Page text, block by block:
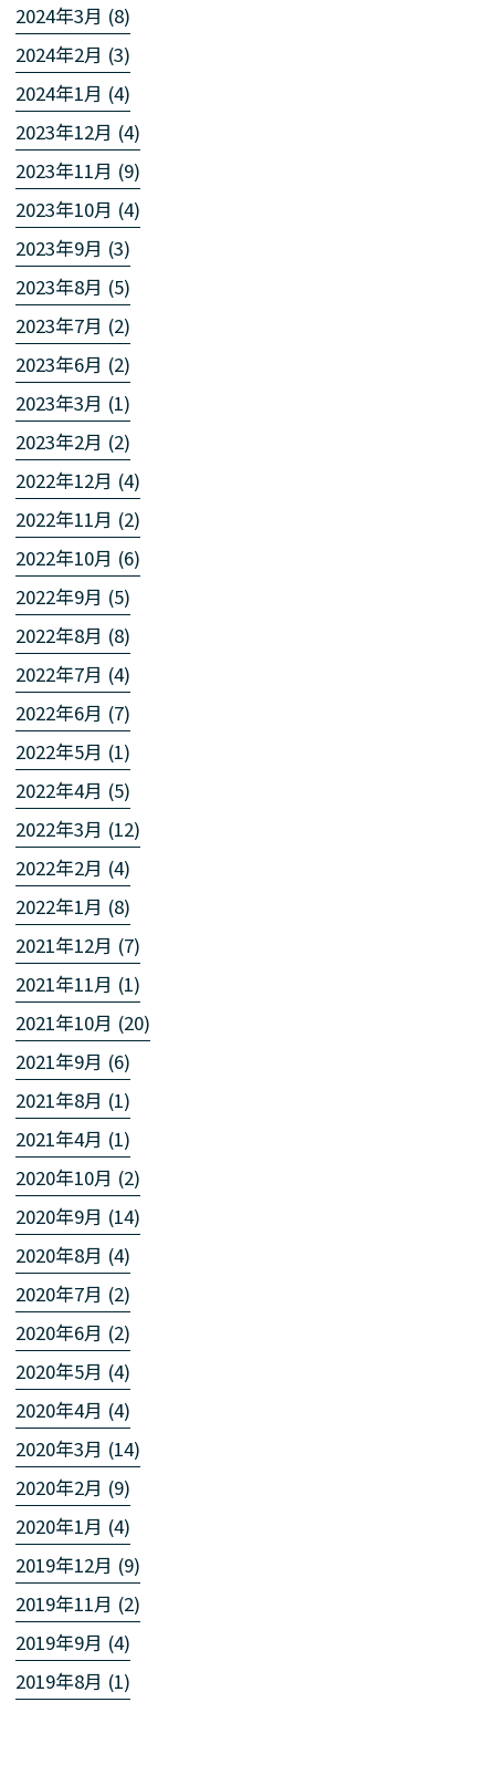
2024年3月 (8)
2024年2月 (3)
2024年1月 (4)
2023年12月 (4)
2023年11月 (9)
2023年10月 (4)
2023年9月 (3)
2023年8月 (5)
2023年7月 (2)
2023年6月 (2)
2023年3月 (1)
2023年2月 (2)
2022年12月 (4)
2022年11月 (2)
2022年10月 (6)
2022年9月 (5)
2022年8月 (8)
2022年7月 (4)
2022年6月 (7)
2022年5月 (1)
2022年4月 (5)
2022年3月 (12)
2022年2月 (4)
2022年1月 (8)
2021年12月 (7)
2021年11月 (1)
2021年10月 (20)
2021年9月 (6)
2021年8月 (1)
2021年4月 (1)
2020年10月 (2)
2020年9月 (14)
2020年8月 (4)
2020年7月 (2)
2020年6月 (2)
2020年5月 (4)
2020年4月 (4)
2020年3月 (14)
2020年2月 (9)
2020年1月 (4)
2019年12月 (9)
2019年11月 (2)
2019年9月 (4)
2019年8月 (1)